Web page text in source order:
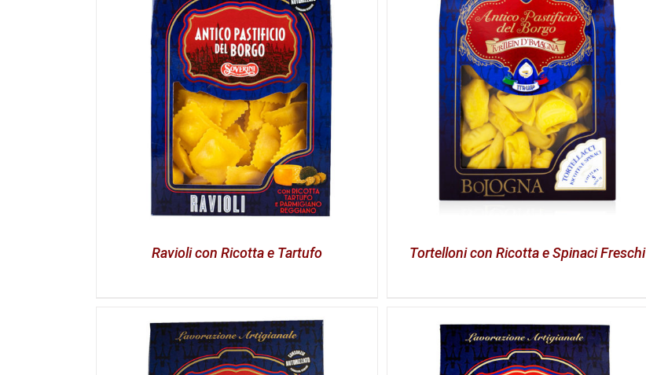
Ravioli con Ricotta e Tartufo Tortelloni con Ricotta e Spinaci Freschi